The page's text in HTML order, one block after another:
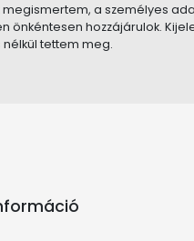
a személyes
hozzájárulok.
tettem meg.